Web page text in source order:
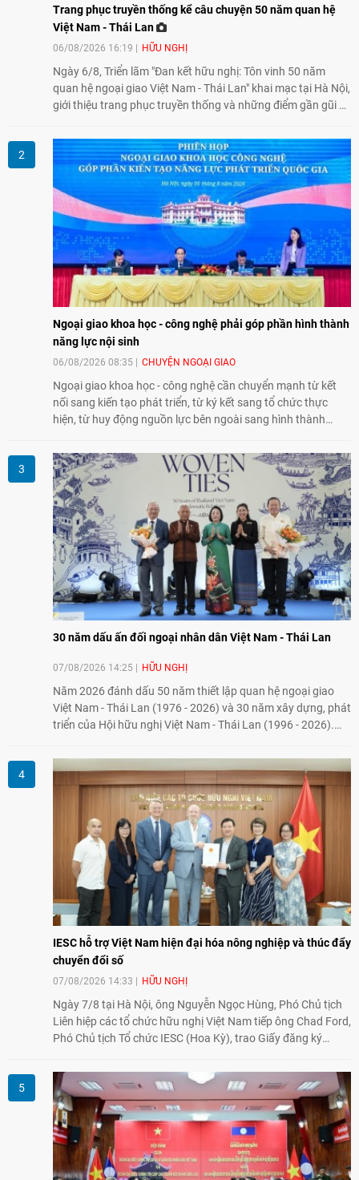
Trang phục truyền thống kể câu chuyện 50 năm quan hệ
Việt Nam - Thái Lan
06/08/2026 16:19 HỮU NGHỊ
Ngày 6/8, Triển lãm "Đan kết hữu nghị: Tôn vinh 50 năm
quan hệ ngoại giao Việt Nam - Thái Lan" khai mạc tại Hà Nội,
giới thiệu trang phục truyền thống và những điểm gần gũi về
giao lưu nhân dân trong chặng đường nửa thế kỷ quan hệ
song phương.
Ngoại giao khoa học - công nghệ phải góp phần hình thành
năng lực nội sinh
06/08/2026 08:35 CHUYỆN NGOẠI GIAO
Ngoại giao khoa học - công nghệ cần chuyển mạnh từ kết
nối sang kiến tạo phát triển, từ ký kết sang tổ chức thực
hiện, từ huy động nguồn lực bên ngoài sang hình thành
nghệ, đổi mới sáng tạo và chuyển đổi số trở thành động lực
phát triển đất nước.
30 năm dấu ấn đối ngoại nhân dân Việt Nam - Thái Lan
07/08/2026 14:25 HỮU NGHỊ
Năm 2026 đánh dấu 50 năm thiết lập quan hệ ngoại giao
Việt Nam - Thái Lan (1976 - 2026) và 30 năm xây dựng, phát
triển của Hội hữu nghị Việt Nam - Thái Lan (1996 - 2026).
tình hữu nghị, đồng thời từng bước mở rộng hoạt động từ
giao lưu truyền thống sang kết nối địa phương, doanh
nghiệp, giáo dục, văn hóa và thế hệ trẻ, góp phần tăng
cường sự hiểu biết và hợp tác giữa nhân dân hai nước.
IESC hỗ trợ Việt Nam hiện đại hóa nông nghiệp và thúc đẩy
chuyển đổi số
07/08/2026 14:33 HỮU NGHỊ
Ngày 7/8 tại Hà Nội, ông Nguyễn Ngọc Hùng, Phó Chủ tịch
Liên hiệp các tổ chức hữu nghị Việt Nam tiếp ông Chad Ford,
Phó Chủ tịch Tổ chức IESC (Hoa Kỳ), trao Giấy đăng ký
đổi về định hướng triển khai Dự án "Mở rộng Thương mại
Nông nghiệp và An toàn thực phẩm Hoa Kỳ - Việt Nam",
hướng tới thúc đẩy chuyển đổi số, hiện đại hóa nông nghiệp
và mở rộng hợp tác phát triển giữa hai nước.